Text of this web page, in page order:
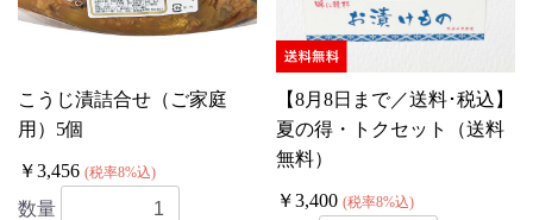
こうじ漬詰合せ（ご家庭
用）5個
￥3,456 (税率8%込)
数量
【8月8日まで／送料･税込】
夏の得・トクセット（送料
無料）
￥3,400 (税率8%込)